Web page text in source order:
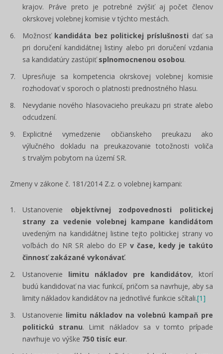
krajov. Práve preto je potrebné zvýšiť aj počet členov
okrskovej volebnej komisie v týchto mestách.
Možnosť kandidáta bez politickej príslušnosti dať sa
pri doručení kandidátnej listiny alebo pri doručení vzdania
sa kandidatúry zastúpiťsplnomocnenou osobou.
Upresňuje sa kompetencia okrskovej volebnej komisie
rozhodovať v sporoch o platnosti prednostného hlasu.
Nevydanie nového hlasovacieho preukazu pri strate alebo
odcudzení.
Explicitné vymedzenie občianskeho preukazu ako
výlučného dokladu na preukazovanie totožnosti voliča
s trvalým pobytom na území SR.
Zmeny v zákone č. 181/2014 Z.z. o volebnej kampani:
Ustanovenie objektívnej zodpovednosti politickej
strany za vedenie volebnej kampane kandidátom
uvedeným na kandidátnej listine tejto politickej strany vo
voľbách do NR SR alebo do EPv čase, kedy je takúto
činnosť zakázané vykonávať.
Ustanovenie limitu nákladov pre kandidátov, ktorí
budú kandidovať na viac funkcií, pričom sa navrhuje, aby sa
limity nákladov kandidátov na jednotlivé funkcie sčítali.[1]
Ustanovenie limitu nákladov na volebnú kampaň pre
politickú stranu. Limit nákladov sa v tomto prípade
navrhuje vo výške 750 tisíc eur.